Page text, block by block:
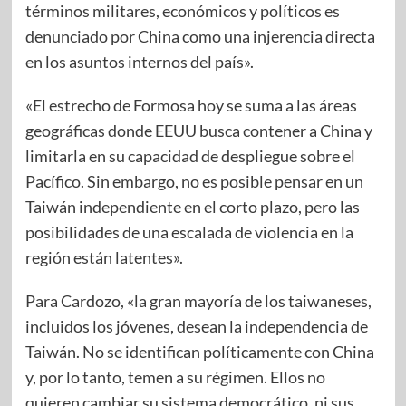
términos militares, económicos y políticos es
denunciado por China como una injerencia directa
en los asuntos internos del país».
«El estrecho de Formosa hoy se suma a las áreas
geográficas donde EEUU busca contener a China y
limitarla en su capacidad de despliegue sobre el
Pacífico. Sin embargo, no es posible pensar en un
Taiwán independiente en el corto plazo, pero las
posibilidades de una escalada de violencia en la
región están latentes».
Para Cardozo, «la gran mayoría de los taiwaneses,
incluidos los jóvenes, desean la independencia de
Taiwán. No se identifican políticamente con China
y, por lo tanto, temen a su régimen. Ellos no